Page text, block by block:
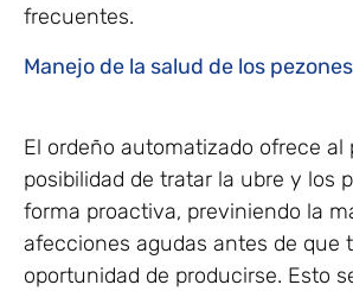
frecuentes.
Manejo de la salud de los pezones
El ordeño automatizado ofrece al
posibilidad de tratar la ubre y los
forma proactiva, previniendo la
afecciones agudas antes de que
oportunidad de producirse. Esto